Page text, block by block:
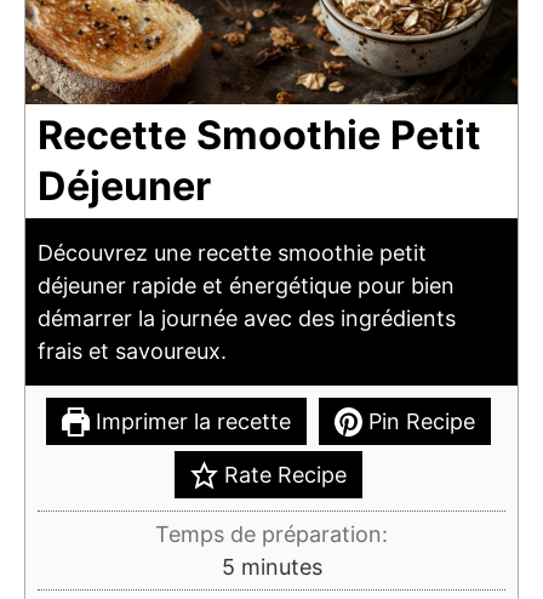
Recette Smoothie Petit
Déjeuner
Découvrez une recette smoothie petit
déjeuner rapide et énergétique pour bien
démarrer la journée avec des ingrédients
frais et savoureux.
Imprimer la recette Pin Recipe
Rate Recipe
Temps de préparation:
5minutes
minutes